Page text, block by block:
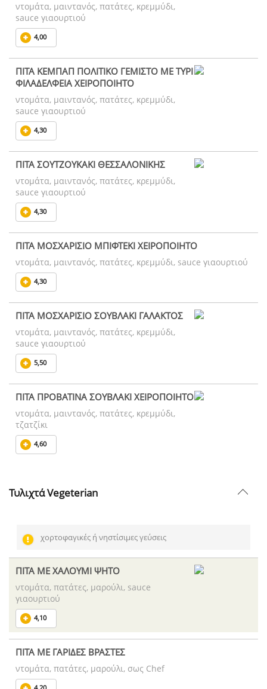
ντομάτα, μαιντανός, πατάτες, κρεμμύδι,
sauce γιαουρτιού
4,00
ΠΙΤΑ ΚΕΜΠΑΠ ΠΟΛΙΤΙΚΟ ΓΕΜΙΣΤΟ ΜΕ ΤΥΡΙ
ΦΙΛΑΔΕΛΦΕΙΑ ΧΕΙΡΟΠΟΙΗΤΟ
ντομάτα, μαιντανός, πατάτες, κρεμμύδι,
sauce γιαουρτιού
4,30
ΠΙΤΑ ΣΟΥΤΖΟΥΚΑΚΙ ΘΕΣΣΑΛΟΝΙΚΗΣ
ντομάτα, μαιντανός, πατάτες, κρεμμύδι,
sauce γιαουρτιού
4,30
ΠΙΤΑ ΜΟΣΧΑΡΙΣΙΟ ΜΠΙΦΤΕΚΙ ΧΕΙΡΟΠΟΙΗΤΟ
ντομάτα, μαιντανός, πατάτες, κρεμμύδι, sauce γιαουρτιού
4,30
ΠΙΤΑ ΜΟΣΧΑΡΙΣΙΟ ΣΟΥΒΛΑΚΙ ΓΑΛΑΚΤΟΣ
ντομάτα, μαιντανός, πατάτες, κρεμμύδι,
sauce γιαουρτιού
5,50
ΠΙΤΑ ΠΡΟΒΑΤΙΝΑ ΣΟΥΒΛΑΚΙ ΧΕΙΡΟΠΟΙΗΤΟ
ντομάτα, μαιντανός, πατάτες, κρεμμύδι,
τζατζίκι
4,60
Τυλιχτά Vegeterian
χορτοφαγικές ή νηστίσιμες γεύσεις
ΠΙΤΑ ΜΕ ΧΑΛΟΥΜΙ ΨΗΤΟ
ντομάτα, πατάτες, μαρούλι, sauce
γιαουρτιού
4,10
ΠΙΤΑ ΜΕ ΓΑΡΙΔΕΣ ΒΡΑΣΤΕΣ
ντομάτα, πατάτες, μαρούλι, σως Chef